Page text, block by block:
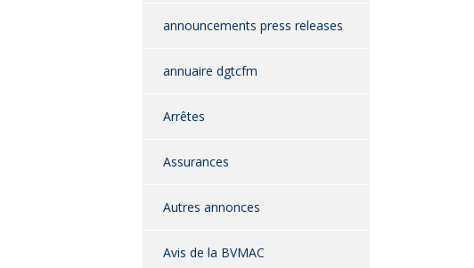
announcements press releases
annuaire dgtcfm
Arrêtes
Assurances
Autres annonces
Avis de la BVMAC